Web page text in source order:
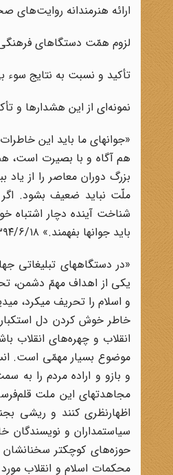
ارائه هنرمندانه روایت‌های
لزوم همّت دستگاهای
تأکید و نسبت به نتایج سوء
نمونه‌ای از این هشدارها و
«جوانهای ما باید این
هم آگاه و با بصیرت است،
بزرگ دوران معاصر را از
ملّت نباید ضعیف بشود. اگر
شناخت آینده دچار اشتباه
باید جوانها بفهمند.» ۱۳۹۴/۶/۱۸
«در دستگاههای تبلیغاتی
یکی از اهداف مهمّ دشمن،
و اسلام را تحریف میکرد،
خاطر خوش کردن دل
انقلاب و چهره‌های انقلاب
موضوع بسیار مهمّی است.
و بازو و اراده مردم را
مجاهدتهای این ملت
اظهارنظری کنند و ریشی
سیاستمداران و نویسندگان
حوزه‌های کوچکتر
محکمات اسلام و انقلاب